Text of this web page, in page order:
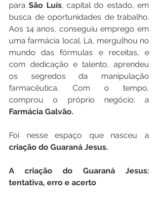
para São Luís, capital do estado, em
busca de oportunidades de trabalho.
Aos 14 anos, conseguiu emprego em
uma farmácia local. Lá, mergulhou no
mundo das fórmulas e receitas, e
com dedicação e talento, aprendeu
os segredos da manipulação
farmacêutica. Com o tempo,
Farmácia Galvão.
Foi nesse espaço que nasceu a
criação do Guaraná Jesus.
A criação do Guaraná Jesus:
tentativa, erro e acerto